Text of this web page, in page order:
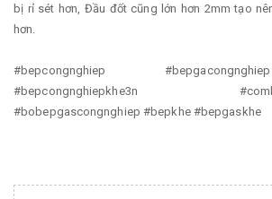
bị rỉ sét hơn, Đầu đốt cũng lớn hơn 2mm tạo
hơn.
#bepcongnghiep
#bepcongnghiepkhe3n
#bobepgascongnghiep #bepkhe #bepgaskhe